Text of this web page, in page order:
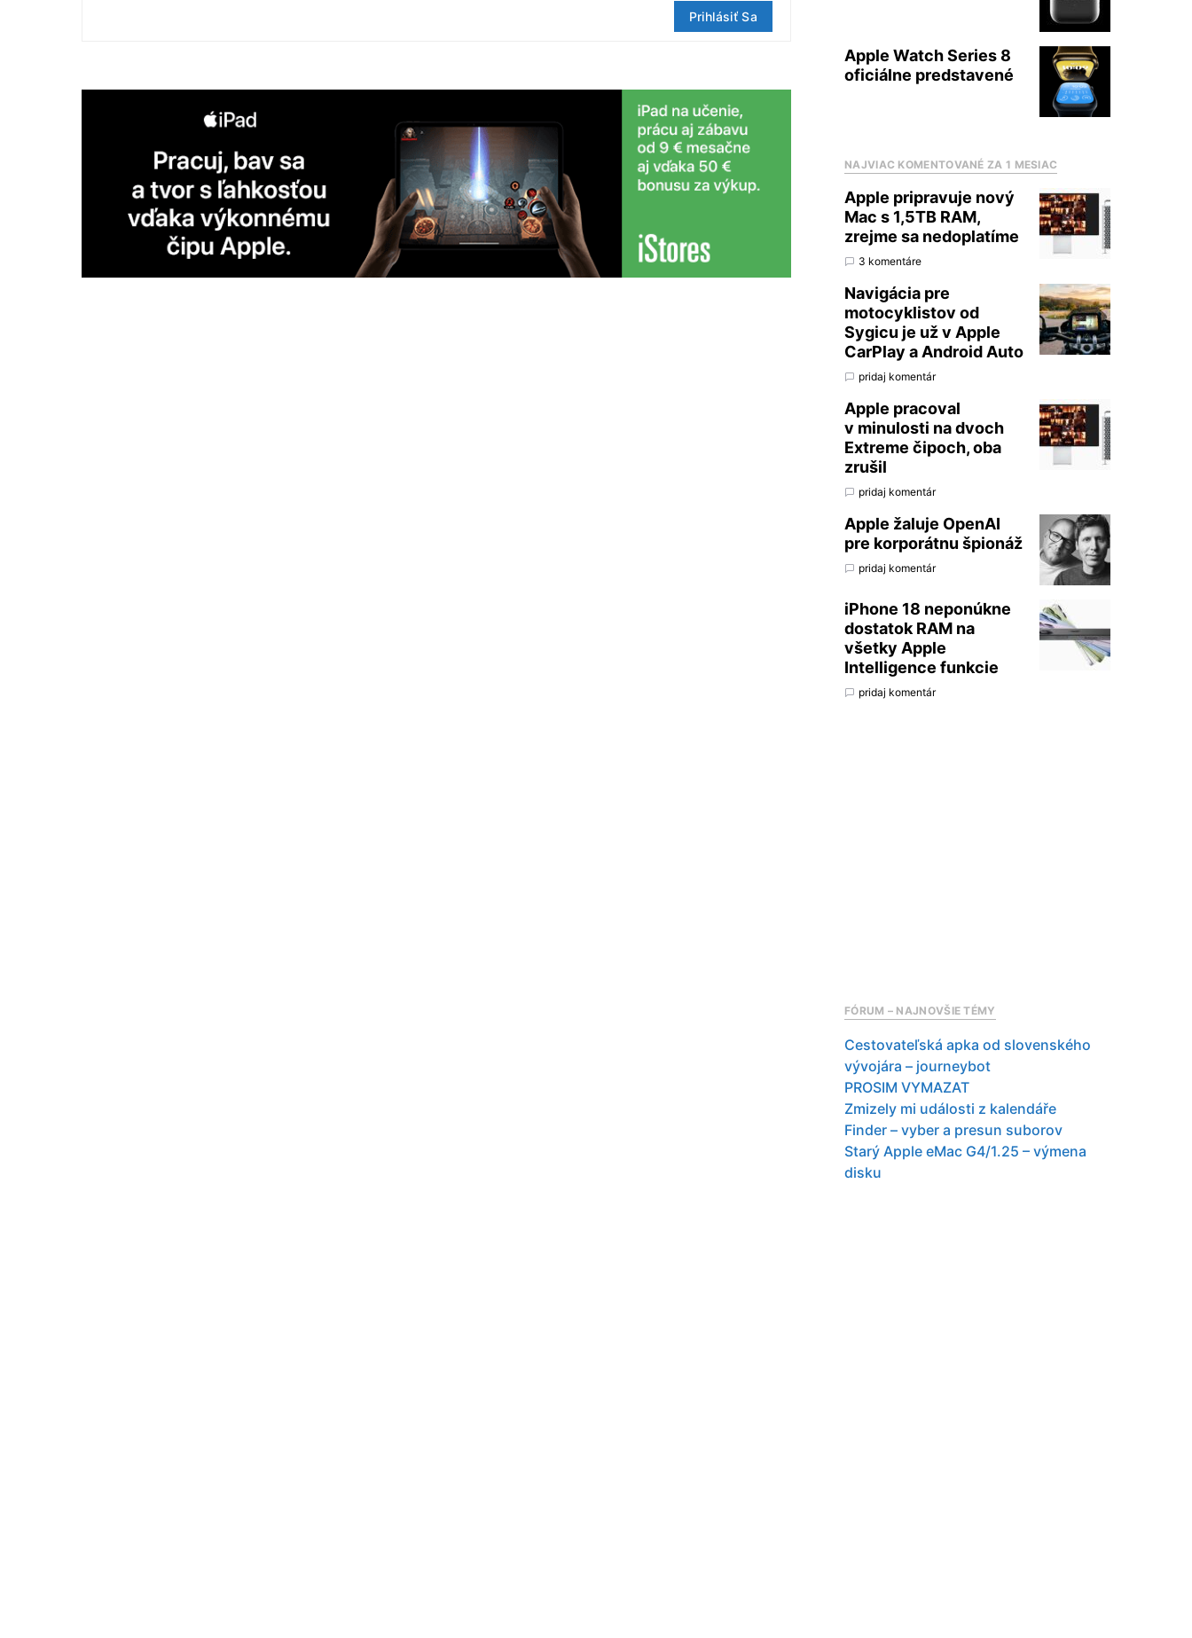
Prihlásiť Sa
Apple Watch Series 8
oficiálne predstavené
NAJVIAC KOMENTOVANÉ ZA 1 MESIAC
Apple pripravuje nový
Mac s 1,5TB RAM,
zrejme sa nedoplatíme
3 komentáre
Navigácia pre
motocyklistov od
Sygicu je už v Apple
CarPlay a Android Auto
pridaj komentár
Apple pracoval
v minulosti na dvoch
Extreme čipoch, oba
zrušil
pridaj komentár
Apple žaluje OpenAI
pre korporátnu špionáž
pridaj komentár
iPhone 18 neponúkne
dostatok RAM na
všetky Apple
Intelligence funkcie
pridaj komentár
FÓRUM – NAJNOVŠIE TÉMY
Cestovateľská apka od slovenského
vývojára – journeybot
PROSIM VYMAZAT
Zmizely mi události z kalendáře
Finder – vyber a presun suborov
Starý Apple eMac G4/1.25 – výmena
disku